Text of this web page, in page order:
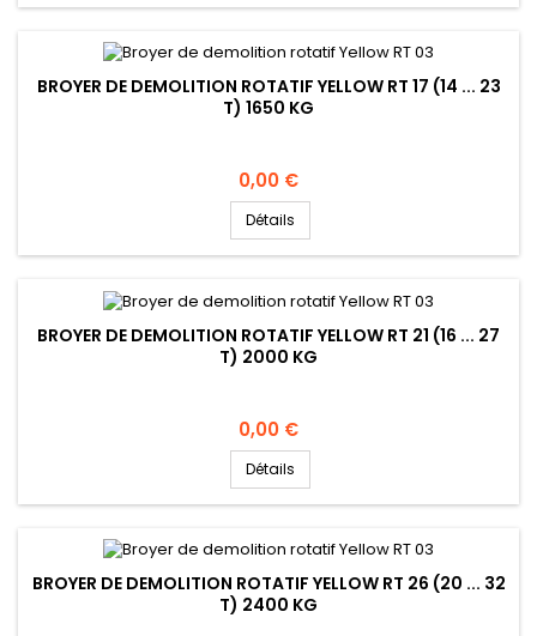
BROYER DE DEMOLITION ROTATIF YELLOW RT 17 (14 ... 23
T) 1650 KG
Prix
0,00 €
Détails
BROYER DE DEMOLITION ROTATIF YELLOW RT 21 (16 ... 27
T) 2000 KG
Prix
0,00 €
Détails
BROYER DE DEMOLITION ROTATIF YELLOW RT 26 (20 ... 32
T) 2400 KG